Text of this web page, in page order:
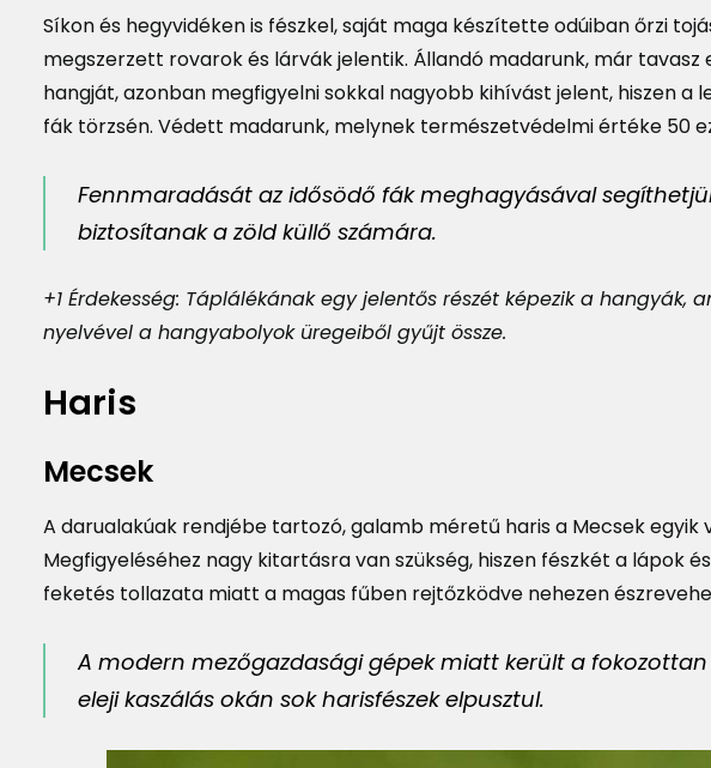
Síkon és hegyvidéken is fészkel, saját maga készítette odúiban őrzi
megszerzett rovarok és lárvák jelentik. Állandó madarunk, már
hangját, azonban megfigyelni sokkal nagyobb kihívást jelent, hiszen a
fák törzsén. Védett madarunk, melynek természetvédelmi értéke 50
Fennmaradását az idősödő fák meghagyásával
biztosítanak a zöld küllő számára.
+1 Érdekesség: Táplálékának egy jelentős részét képezik a
nyelvével a hangyabolyok üregeiből gyűjt össze.
Haris
Mecsek
A darualakúak rendjébe tartozó, galamb méretű haris a Mecsek
Megfigyeléséhez nagy kitartásra van szükség, hiszen fészkét a lápok
feketés tollazata miatt a magas fűben rejtőzködve nehezen
A modern mezőgazdasági gépek miatt került a
eleji kaszálás okán sok harisfészek elpusztul.